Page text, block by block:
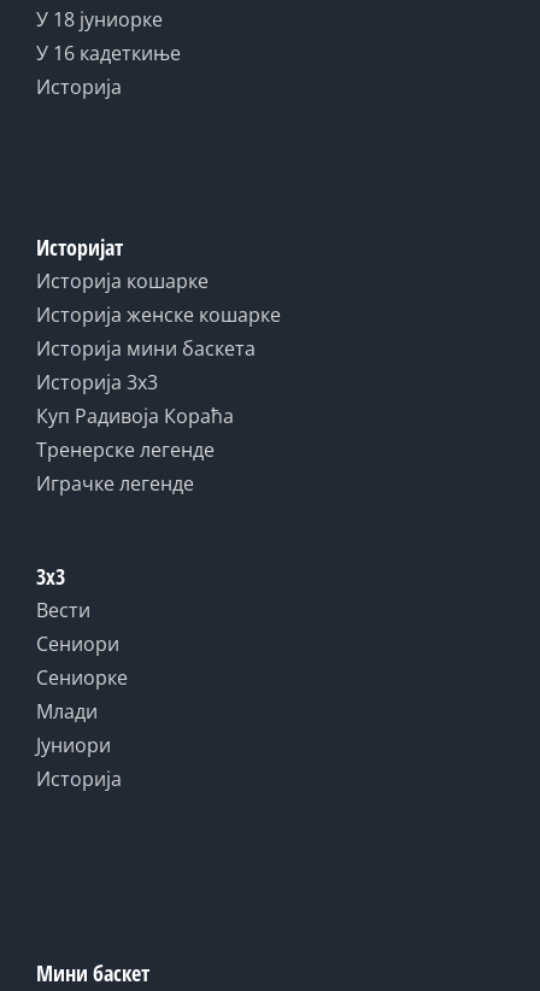
У 18 јуниорке
У 16 кадеткиње
Историја
Историјат
Историја кошарке
Историја женске кошарке
Историја мини баскета
Историја 3x3
Куп Радивоја Кораћа
Тренерске легенде
Играчке легенде
3x3
Вести
Сениори
Сениорке
Млади
Јуниори
Историја
Мини баскет